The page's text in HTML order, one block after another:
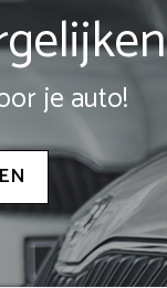
je auto!